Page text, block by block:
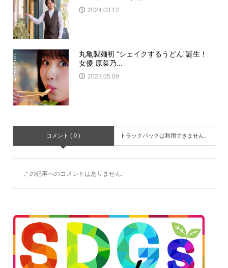
2024.03.12
丸亀製麺初 “シェイクするうどん”誕生！
女優 原菜乃...
2023.05.09
コメント ( 0 ) トラックバックは利用できません。
この記事へのコメントはありません。